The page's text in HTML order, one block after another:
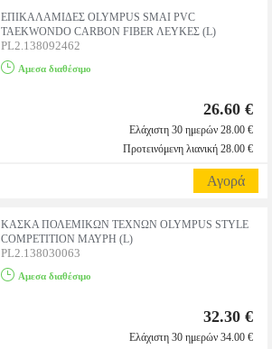
ΕΠΙΚΑΛΑΜΙΔΕΣ OLYMPUS SMAI PVC
TAEKWONDO CARBON FIBER ΛΕΥΚΕΣ (L)
PL2.138092462
Αμεσα διαθέσιμο
26.60 €
Ελάχιστη 30 ημερών 28.00 €
Προτεινόμενη λιανική 28.00 €
Αγορά
ΚΑΣΚΑ ΠΟΛΕΜΙΚΩΝ ΤΕΧΝΩΝ OLYMPUS STYLE
COMPETITION ΜΑΥΡΗ (L)
PL2.138030063
Αμεσα διαθέσιμο
32.30 €
Ελάχιστη 30 ημερών 34.00 €